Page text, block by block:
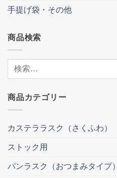
手提げ袋・その他
商品検索
果:
商品カテゴリー
カステララスク（さくふわ）
ストック用
パンラスク（おつまみタイプ）